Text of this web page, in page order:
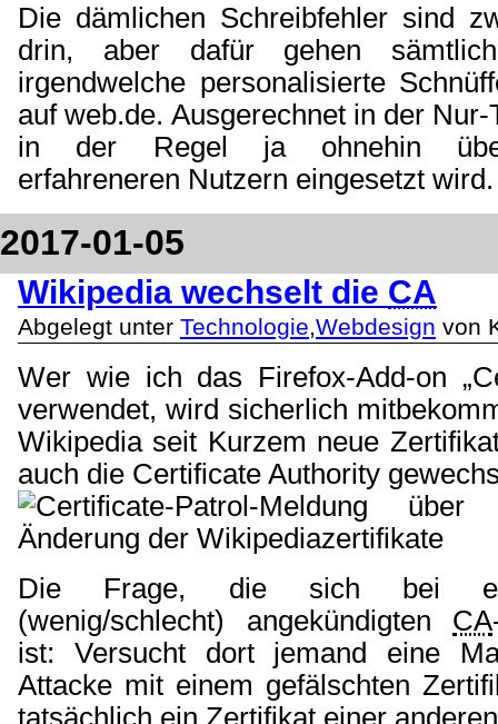
Die dämlichen Schreibfehler sind
drin, aber dafür gehen
irgendwelche personalisierte
auf web.de. Ausgerechnet in der
in der Regel ja ohnehin
erfahreneren Nutzern eingesetzt wird.
2017-01-05
Wikipedia wechselt die CA
Abgelegt unter Technologie,Webdesign von
Wer wie ich das Firefox-Add-on
verwendet, wird sicherlich
Wikipedia seit Kurzem neue
auch die Certificate Authority
Die Frage, die sich bei
(wenig/schlecht) angekündigten CA
ist: Versucht dort jemand eine
Attacke mit einem gefälschten
tatsächlich ein Zertifikat einer